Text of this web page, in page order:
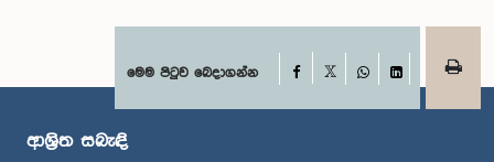
පෙ.ව. 11:30 - පෙ.ව. 11:40මෙම පිටුව බෙදාගන්න Facebook
WhatsApp
LinkedIn
ආශ්‍රිත සබැඳි